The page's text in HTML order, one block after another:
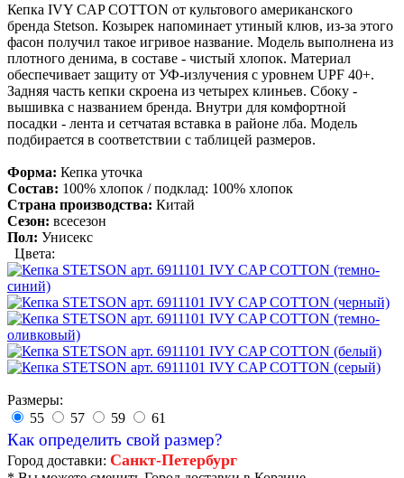
Кепка IVY CAP COTTON от культового американского
бренда Stetson. Козырек напоминает утиный клюв, из-за этого
фасон получил такое игривое название. Модель выполнена из
плотного денима, в составе - чистый хлопок. Материал
обеспечивает защиту от УФ-излучения с уровнем UPF 40+.
Задняя часть кепки скроена из четырех клиньев. Сбоку -
вышивка с названием бренда. Внутри для комфортной
посадки - лента и сетчатая вставка в районе лба. Модель
подбирается в соответствии с таблицей размеров.
Форма: Кепка уточка
Состав: 100% хлопок / подклад: 100% хлопок
Страна производства: Китай
Сезон: всесезон
Пол: Унисекс
Цвета:
Размеры:
55
57 59 61
Как определить свой размер?
Город доставки: Санкт-Петербург